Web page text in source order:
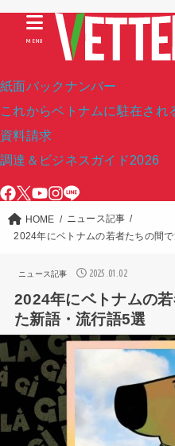
紙面バックナンバー
これからベトナムに駐在され
資料請求
調達＆ビジネスガイド2026
MENU
HOME
ニュース記事
2024年にベトナムの若者たちの間
ニュース記事 2025.01.02
2024年にベトナムの
た新語・流行語5選